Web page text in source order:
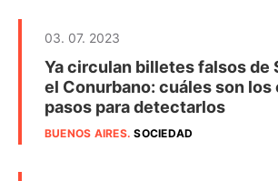
03. 07. 2023
Ya circulan billetes falsos de
el Conurbano: cuáles son los
pasos para detectarlos
BUENOS AIRES.SOCIEDAD